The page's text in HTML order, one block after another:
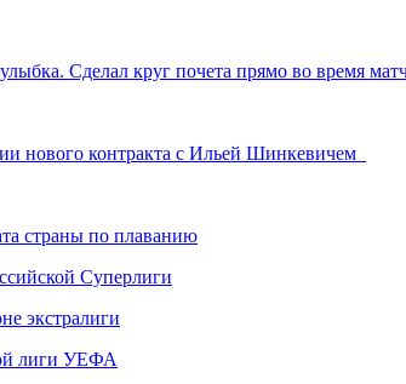
Сделал круг почета прямо во время
нового контракта с Ильей Шинкевичем
страны по плаванию
Суперлиги
экстралиги
лиги УЕФА